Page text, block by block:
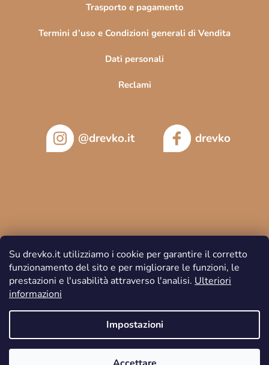
Su drevko.it utilizziamo i cookie per garantire il corretto
funzionamento del sito e per migliorare le funzioni, le
prestazioni e l'usabilità attraverso l'analisi. Ulteriori
informazioni
Impostazioni
Trasporto e pagamento
Termini d’uso e Condizioni generali di Vendita
Dati personali
Reclami
@drevko.it drevko